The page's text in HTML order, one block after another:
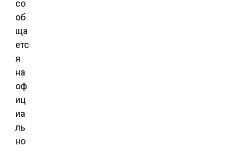
со
об
ща
етс
я
на
оф
иц
иа
ль
но